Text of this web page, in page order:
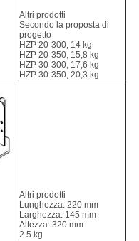
Altri prodotti
Secondo la proposta di
progetto
HZP 20-300, 14 kg
HZP 20-350, 15,8 kg
HZP 30-300, 17,6 kg
HZP 30-350, 20,3 kg
Altri prodotti
Lunghezza: 220 mm
Larghezza: 145 mm
Altezza: 320 mm
2.5 kg